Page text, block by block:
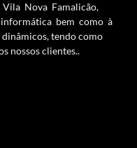
Vila Nova Famalicão,
informática bem como à
tendo como
nossos clientes..